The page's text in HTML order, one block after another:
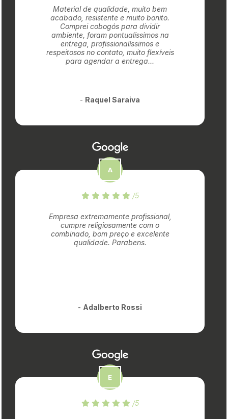
Material de qualidade, muito bem
acabado, resistente e muito bonito.
Comprei cobogós para dividir
ambiente, foram pontualíssimos na
entrega, profissionalíssimos e
respeitosos no contato, muito flexíveis
para agendar a entrega...
- Raquel Saraiva
/5
Empresa extremamente profissional,
cumpre religiosamente com o
combinado, bom preço e excelente
qualidade. Parabens.
- Adalberto Rossi
/5